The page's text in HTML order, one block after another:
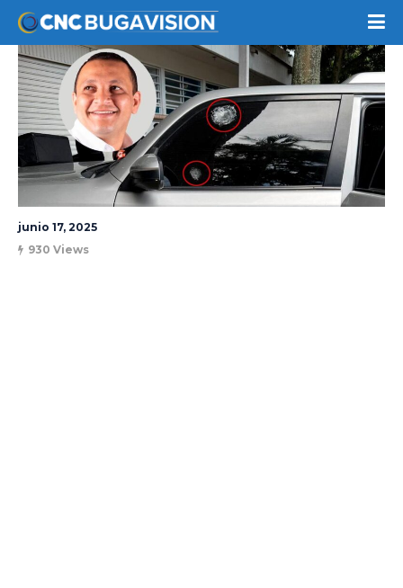
junio 17, 2025
930 Views